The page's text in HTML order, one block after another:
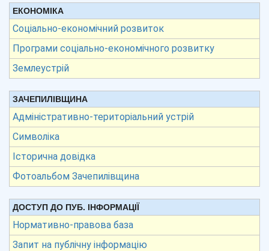
ЕКОНОМІКА
Соціально-економічний розвиток
Програми соціально-економічного розвитку
Землеустрій
ЗАЧЕПИЛІВЩИНА
Адміністративно-територіальний устрій
Символіка
Історична довідка
Фотоальбом Зачепилівщина
ДОСТУП ДО ПУБ. ІНФОРМАЦІЇ
Нормативно-правова база
Запит на публічну інформацію